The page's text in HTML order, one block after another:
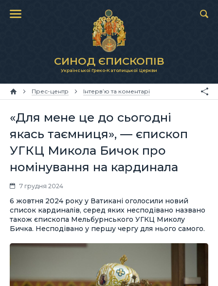
СИНОД ЄПИСКОПІВ
Української Греко-Католицької Церкви
Прес-центр Інтерв’ю та коментарі
«Для мене це до сьогодні
якась таємниця», — єпископ
УГКЦ Микола Бичок про
номінування на кардинала
7 грудня 2024
6 жовтня 2024 року у Ватикані оголосили новий
список кардиналів, серед яких несподівано названо
також єпископа Мельбурнського УГКЦ Миколу
Бичка. Несподівано у першу чергу для нього самого.